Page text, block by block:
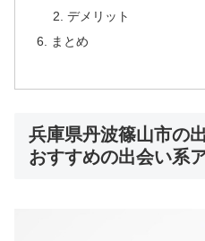
デメリット
まとめ
兵庫県丹波篠山市の
おすすめの出会い系